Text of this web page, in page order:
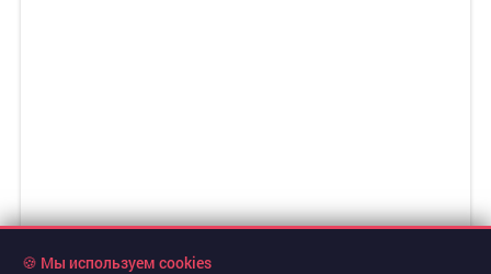
🍪 Мы используем cookies